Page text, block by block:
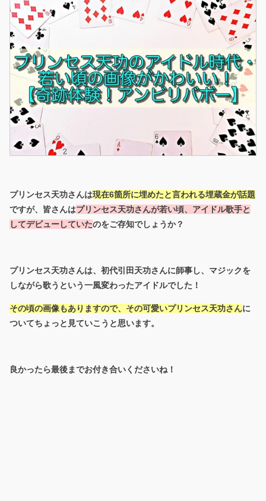
プリンセス天功さんは現在6箇所に埋めたと言われる埋蔵金が話題
ですが、皆さんはプリンセス天功さんが若い頃、アイドル歌手と
してデビューしていたのをご存知でしょうか？
プリンセス天功さんは、初代引田天功さんに師事し、マジックを
しながら歌うという一風変わったアイドルでした！
その頃の画像もありますので、その可愛いプリンセス天功さんに
ついてちょっと見ていこうと思います。
良かったら最後までお付き合いくださいね！